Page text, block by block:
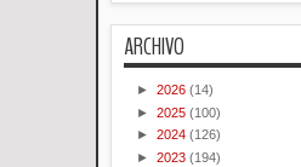
ARCHIVO
► 2026 (14)
► 2025 (100)
► 2024 (126)
► 2023 (194)